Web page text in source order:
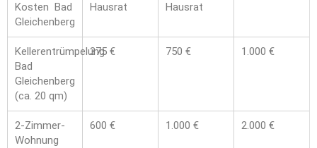
Kosten Bad
Gleichenberg
Hausrat
Hausrat
Kellerentrümpelung
Bad
Gleichenberg
(ca. 20 qm)
375 € 750 € 1.000 €
2-Zimmer-
Wohnung
600 € 1.000 € 2.000 €